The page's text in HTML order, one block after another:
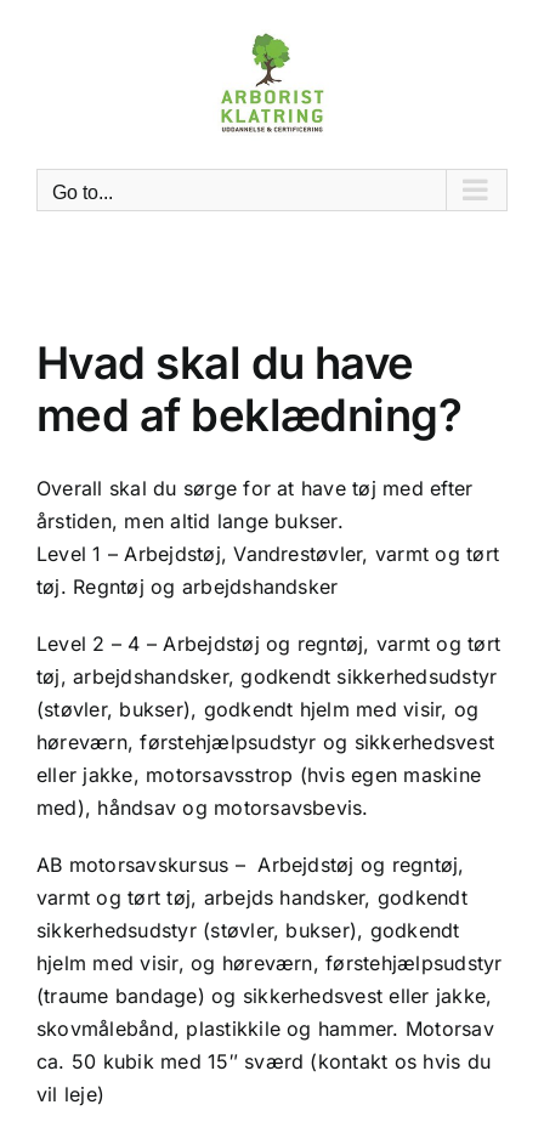
Go to...
Hvad skal du have
med af beklædning?
Overall skal du sørge for at have tøj med efter
årstiden, men altid lange bukser.
Level 1 – Arbejdstøj, Vandrestøvler, varmt og tørt
tøj. Regntøj og arbejdshandsker
Level 2 – 4 – Arbejdstøj og regntøj, varmt og tørt
tøj, arbejdshandsker, godkendt sikkerhedsudstyr
(støvler, bukser), godkendt hjelm med visir, og
høreværn, førstehjælpsudstyr og sikkerhedsvest
eller jakke, motorsavsstrop (hvis egen maskine
med), håndsav og motorsavsbevis.
AB motorsavskursus – Arbejdstøj og regntøj,
varmt og tørt tøj, arbejds handsker, godkendt
sikkerhedsudstyr (støvler, bukser), godkendt
hjelm med visir, og høreværn, førstehjælpsudstyr
(traume bandage) og sikkerhedsvest eller jakke,
skovmålebånd, plastikkile og hammer. Motorsav
ca. 50 kubik med 15″ sværd (kontakt os hvis du
vil leje)